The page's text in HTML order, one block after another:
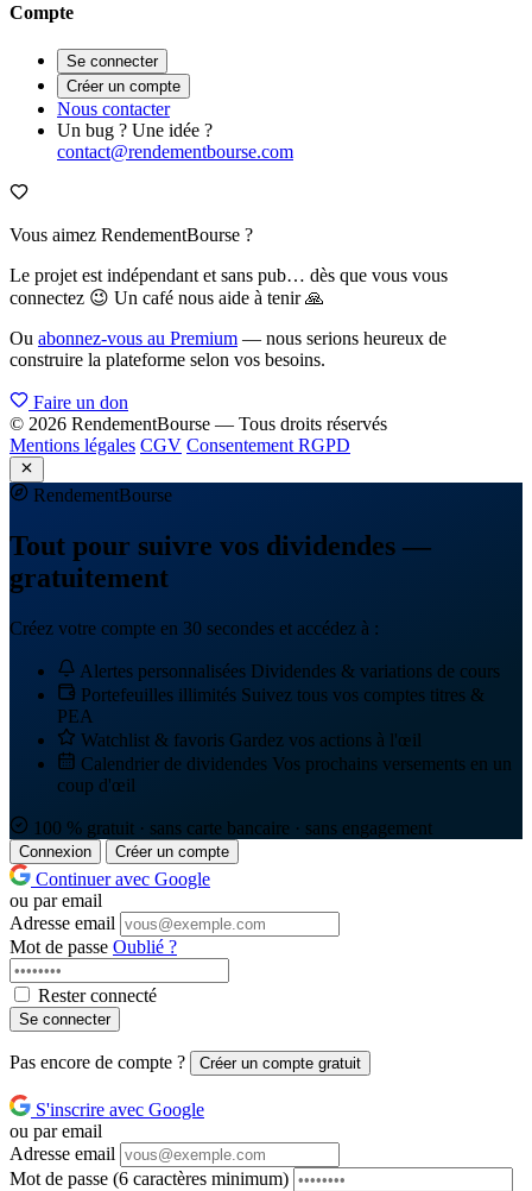
Compte
Se connecter
Créer un compte
Nous contacter
Un bug ? Une idée ?
contact@rendementbourse.com
Vous aimez RendementBourse ?
Le projet est indépendant et sans pub… dès que vous vous
connectez 😉 Un café nous aide à tenir 🙏
Ou abonnez-vous au Premium — nous serions heureux de
construire la plateforme selon vos besoins.
Faire un don
© 2026 RendementBourse — Tous droits réservés
Mentions légales CGV Consentement RGPD
RendementBourse
Tout pour suivre vos dividendes —
gratuitement
Créez votre compte en 30 secondes et accédez à :
Alertes personnalisées Dividendes & variations de cours
Portefeuilles illimités Suivez tous vos comptes titres &
PEA
Watchlist & favoris Gardez vos actions à l'œil
Calendrier de dividendes Vos prochains versements en un
coup d'œil
100 % gratuit · sans carte bancaire · sans engagement
Connexion Créer un compte
Continuer avec Google
ou par email
Adresse email
Mot de passe Oublié ?
Rester connecté
Se connecter
Pas encore de compte ? Créer un compte gratuit
S'inscrire avec Google
ou par email
Adresse email
Mot de passe (6 caractères minimum)